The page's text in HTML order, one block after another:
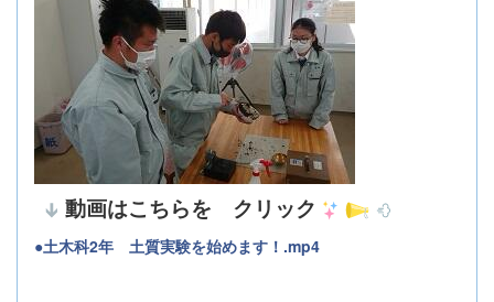
動画はこちらを クリック
●土木科2年 土質実験を始めます！.mp4